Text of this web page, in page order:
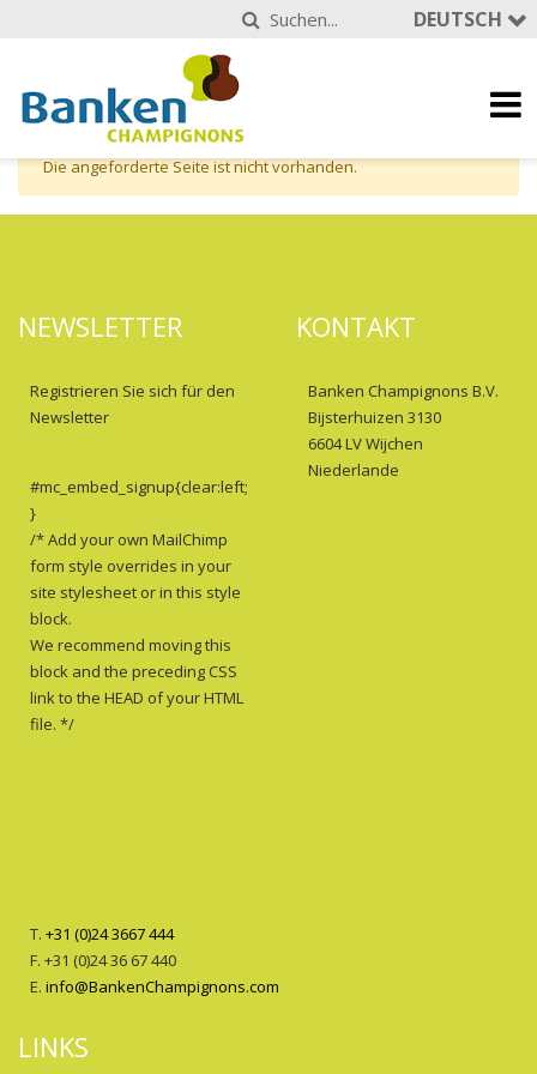
DEUTSCH
Die angeforderte Seite ist nicht vorhanden.
NEWSLETTER
Registrieren Sie sich für den
Newsletter
#mc_embed_signup{clear:left;
}
/* Add your own MailChimp
form style overrides in your
site stylesheet or in this style
block.
We recommend moving this
block and the preceding CSS
link to the HEAD of your HTML
file. */
KONTAKT
Banken Champignons B.V.
Bijsterhuizen 3130
6604 LV Wijchen
Niederlande
T. +31 (0)24 3667 444
F. +31 (0)24 36 67 440
E. info@BankenChampignons.com
LINKS